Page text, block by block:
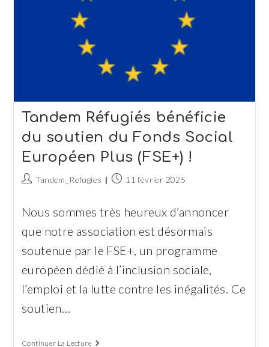
Tandem Réfugiés bénéficie
du soutien du Fonds Social
Européen Plus (FSE+) !
Auteur/autrice
publication :
Tandem_Refugies
Publication
11 février 2025
Nous sommes très heureux d’annoncer
que notre association est désormais
soutenue par le FSE+, un programme
européen dédié à l’inclusion sociale,
l’emploi et la lutte contre les inégalités. Ce
soutien…
Continuer La LectureTandem